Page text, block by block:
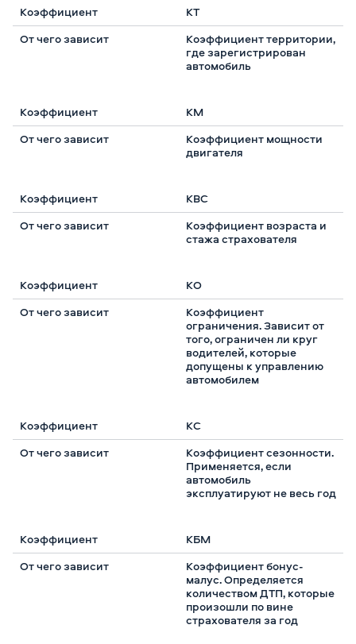
КТ
Коэффициент территории,
где зарегистрирован
автомобиль
КМ
Коэффициент мощности
двигателя
КВС
Коэффициент возраста и
стажа страхователя
КО
Коэффициент
ограничения. Зависит от
того, ограничен ли круг
водителей, которые
допущены к управлению
автомобилем
КС
Коэффициент сезонности.
Применяется, если
автомобиль
эксплуатируют не весь год
КБМ
Коэффициент бонус-
малус. Определяется
количеством ДТП, которые
произошли по вине
страхователя за год